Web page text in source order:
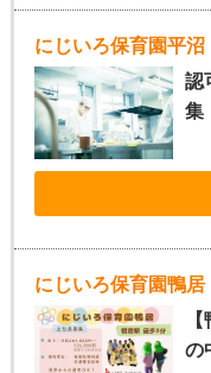
にじいろ保育園平沼
認
集
にじいろ保育園鴨居
の